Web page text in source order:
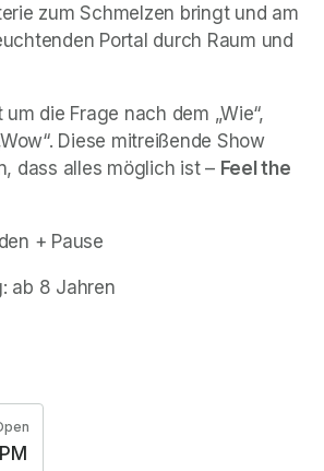
zum Schmelzen bringt und am
Portal durch Raum und
die Frage nach dem „Wie“,
Diese mitreißende Show
dass alles möglich ist – Feel the
+ Pause
ab 8 Jahren